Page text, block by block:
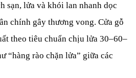
sạn, lửa và khói lan nhanh dọc
chính gây thương vong. Cửa gỗ
theo tiêu chuẩn chịu lửa 30–60–
“hàng rào chặn lửa” giữa các